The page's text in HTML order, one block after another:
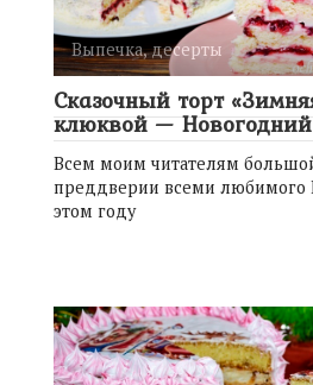
Выпечка, десерты
Сказочный торт
клюквой — Новогодний
Всем моим читателям
преддверии всеми любимого
этом году